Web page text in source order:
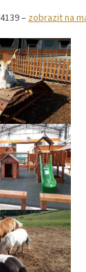
–zobrazit na